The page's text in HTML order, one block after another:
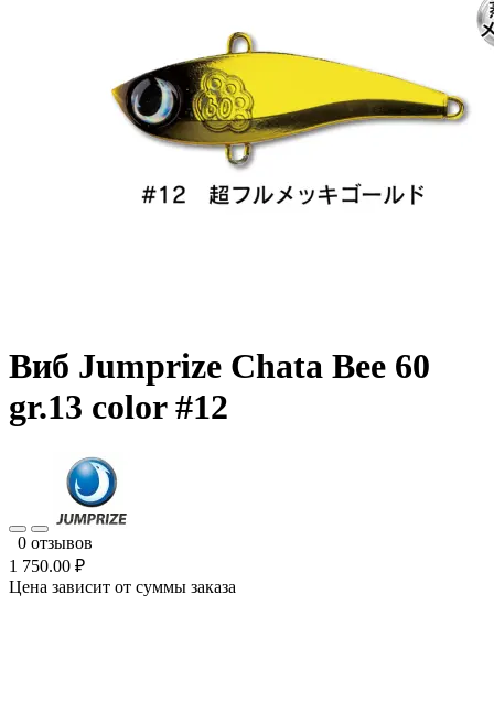
Виб Jumprize Chata Bee 60
gr.13 color #12
0 отзывов
1 750.00 ₽
Цена зависит от суммы заказа